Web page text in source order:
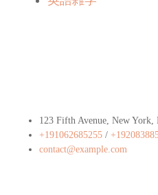
123 Fifth Avenue, New York,
+191062685255 /
contact@example.com